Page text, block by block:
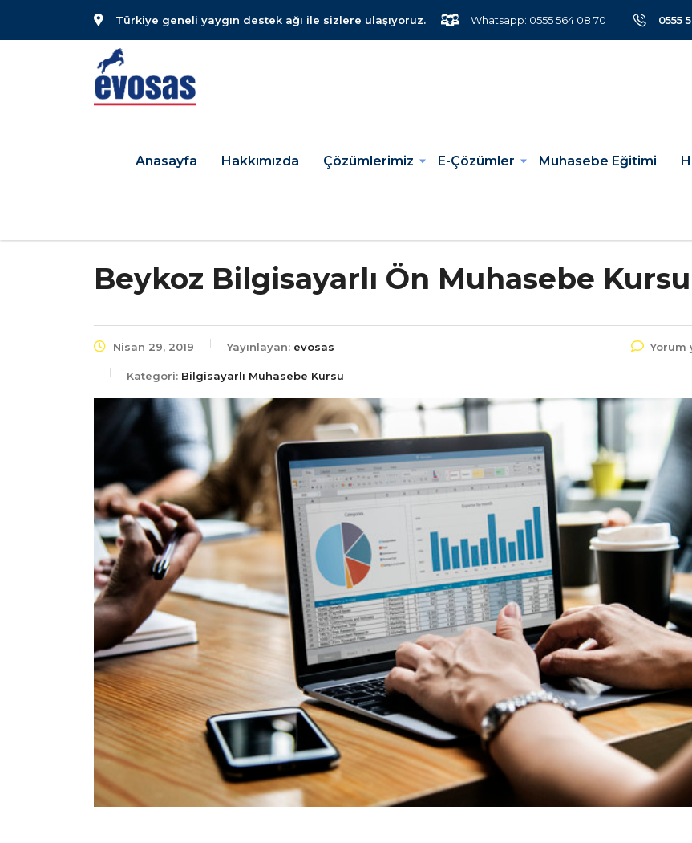
Türkiye geneli yaygın destek ağı ile sizlere ulaşıyoruz. Whatsapp: 0555 564 08 70 0555
Anasayfa Hakkımızda Çözümlerimiz E-Çözümler Muhasebe Eğitimi
Beykoz Bilgisayarlı Ön Muhasebe Kursu
Nisan 29, 2019 Yayınlayan: evosas
Kategori: Bilgisayarlı Muhasebe Kursu
Yorum